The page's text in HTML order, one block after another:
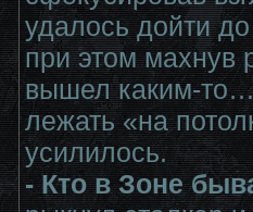
удалось дойти
при этом махнув
вышел каким-то…
лежать «на
усилилось.
- Кто в Зоне